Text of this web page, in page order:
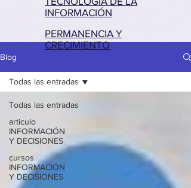
Blog
Todas las entradas
articulo
INFORMACIÓN
Y DECISIONES
cursos
INFORMACIÓN
Y DECISIONES
Todas las entradas
INFORMACIÓN
PERMANENCIA Y
CRECIMIENTO